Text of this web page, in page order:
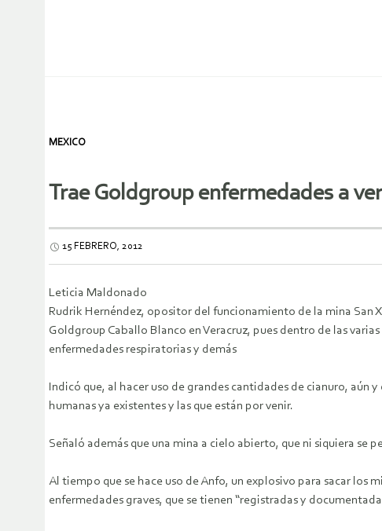
MEXICO
Trae Goldgroup enfermedades a
15 FEBRERO, 2012
Leticia Maldonado
Rudrik Hernéndez, opositor del funcionamiento de la mina San
Goldgroup Caballo Blanco en Veracruz, pues dentro de las
enfermedades respiratorias y demás
Indicó que, al hacer uso de grandes cantidades de cianuro, aún
humanas ya existentes y las que están por venir.
Señaló además que una mina a cielo abierto, que ni siquiera se
Al tiempo que se hace uso de Anfo, un explosivo para sacar los
enfermedades graves, que se tienen “registradas y